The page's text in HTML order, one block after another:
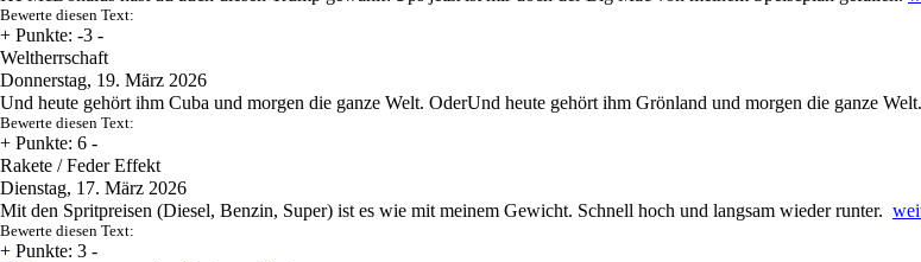
Bewerte diesen Text:
+ Punkte: -3 -
Weltherrschaft
Donnerstag, 19. März 2026
Und heute gehört ihm Cuba und morgen die ganze Welt. OderUnd heute gehört ihm Grönland und morgen die ganze
Bewerte diesen Text:
+ Punkte: 6 -
Rakete / Feder Effekt
Dienstag, 17. März 2026
Mit den Spritpreisen (Diesel, Benzin, Super) ist es wie mit meinem Gewicht. Schnell hoch und langsam wieder runter.
Bewerte diesen Text:
+ Punkte: 3 -